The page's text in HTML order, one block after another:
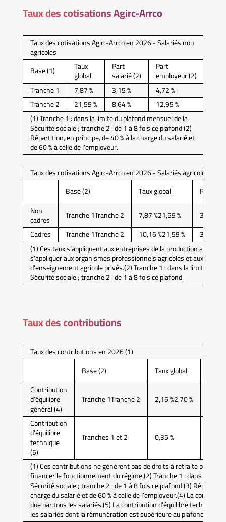
Taux des cotisations Agirc-Arrco
Taux des cotisations Agirc-Arrco en 2026 - Salariés non
agricoles
Base (1)
Taux
global
Part
salarié (2)
Part
employeur (2)
Tranche 1
7,87 % 3,15 %
4,72 %
Tranche 2
21,59 % 8,64 %
12,95 %
(1) Tranche 1 : dans la limite du plafond mensuel de la
Sécurité sociale ; tranche 2 : de 1 à 8 fois ce plafond.(2)
Répartition, en principe, de 40 % à la charge du salarié et
de 60 % à celle de l’employeur.
Taux des cotisations Agirc-Arrco en 2026 - Salariés agricoles (1)
Base (2)
Taux global
Part
Non
cadres Tranche 1Tranche 2 7,87 %21,59 %
3,93
Cadres
Tranche 1Tranche 2 10,16 %21,59 %
3,86
(1) Ces taux s’appliquent aux entreprises de la production
s’appliquer aux organismes professionnels agricoles et aux
d’enseignement agricole privés.(2) Tranche 1 : dans la limite du
Sécurité sociale ; tranche 2 : de 1 à 8 fois ce plafond.
Taux des contributions
Taux des contributions en 2026 (1)
Base (2)
Taux global
Contribution
d’équilibre
général (4)
Tranche 1Tranche 2 2,15 %2,70 %
Contribution
d’équilibre
technique
(5)
Tranches 1 et 2 0,35 %
(1) Ces contributions ne génèrent pas de droits à retraite pour
financer le fonctionnement du régime.(2) Tranche 1 : dans la
Sécurité sociale ; tranche 2 : de 1 à 8 fois ce plafond.(3)
charge du salarié et de 60 % à celle de l’employeur.(4) La
due par tous les salariés.(5) La contribution d’équilibre technique
les salariés dont la rémunération est supérieure au plafond